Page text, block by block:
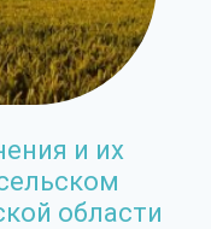
и их
области